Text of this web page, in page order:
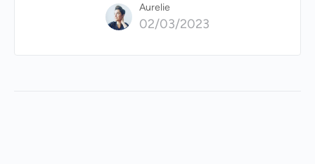
Aurelie
02/03/2023